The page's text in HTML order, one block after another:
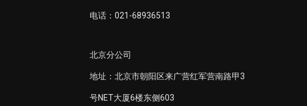
电话：021-68936513
北京分公司
地址：北京市朝阳区来广营红军营南路甲3
号NET大厦6楼东侧603